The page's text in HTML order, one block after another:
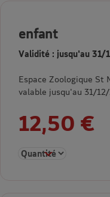
enfant
Validité : jusqu'au 31/
Espace Zoologique
valable jusqu'au 31/
12,50 €
Sélectionner la